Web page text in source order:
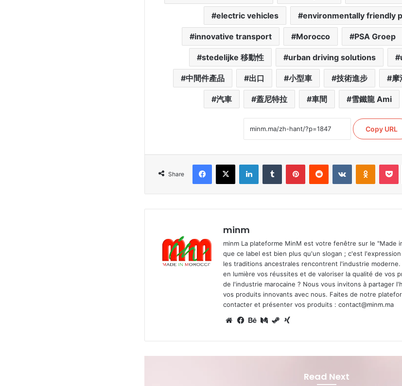
electric vehicles environmentally friendly
innovative transport Morocco PSA Groep
stedelijke 移動性 urban driving solutions
中間件產品 出口 小型車 技術進步 摩
汽車 蓋尼特拉 車間 雪鐵龍 Ami
Copy URL
Share
Facebook
X LinkedInTumblr PinterestReddit VKontakte
minm
minm La plateforme MinM est votre fenêtre sur le "Made
que ce label est bien plus qu'un slogan ; c'est
les traditions ancestrales rencontrent l'industrie
en lumière vos réussites et de valoriser la qualité de vos
de l'industrie marocaine ? Nous vous invitons à partager
vos produits innovants avec nous. Faites de notre
contacter et présenter vos produits : contact@minm.ma
Website
Facebook
Behance
Medium
Steam
Read Next